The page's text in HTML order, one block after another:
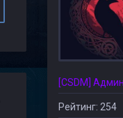
Рейтинг: 254